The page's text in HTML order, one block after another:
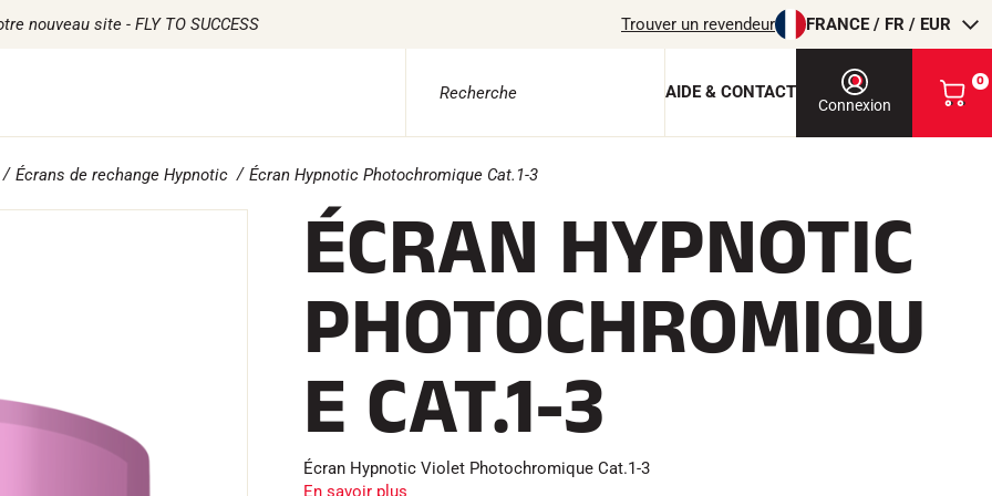
nouveau site - FLY TO SUCCESS Trouver un revendeur FRANCE / FR / EUR
Ski Alpin
CHRONOMÉTRAGE
Kits complets
Chronomètres et transmission
LOGICIELS
Suite SkiAlp
Suite SkiNordic
Suite Msports
Scoreboard-Pro
MULTI-
SPORTS
ADVICE
AIDE & CONTACT
Connexion
0
V
i
Écrans de rechange Hypnotic Écran Hypnotic Photochromique Cat.1-3
ÉCRAN HYPNOTIC
PHOTOCHROMIQU
E CAT.1-3
Écran Hypnotic Violet Photochromique Cat.1-3
En savoir plus